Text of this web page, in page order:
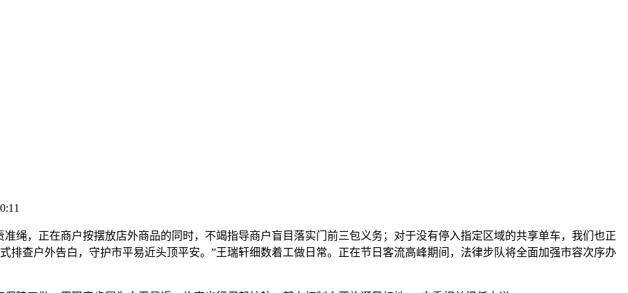
，正在商户按摆放店外商品的同时，不竭指导商户盲目落实门前三包义务；对于没有停入指定区域的共享单车，我们也正
排查户外告白，守护市平易近头顶平安。”王瑞轩细数着工做日常。正在节日客流高峰期间，法律步队将全面加强市容次序办